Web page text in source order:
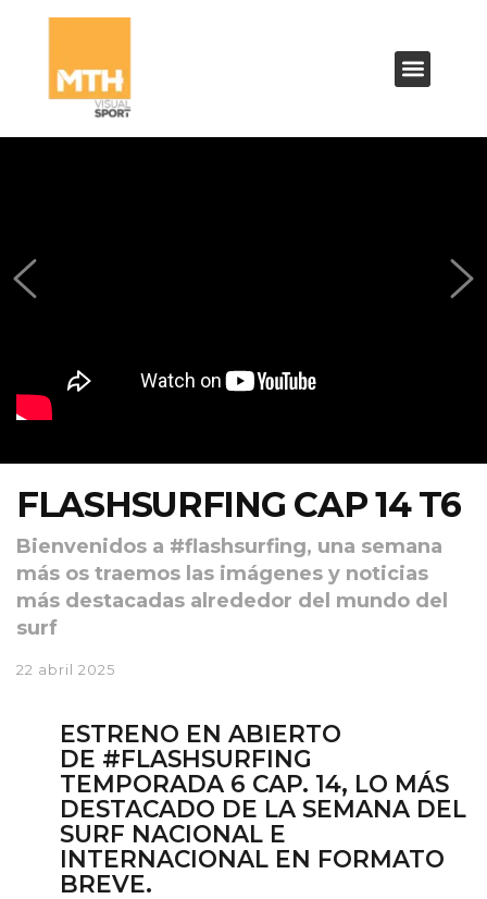
FLASHSURFING CAP 14 T6
Bienvenidos a #flashsurfing, una semana
más os traemos las imágenes y noticias
más destacadas alrededor del mundo del
surf
22 abril 2025
ESTRENO EN ABIERTO
DE #FLASHSURFING
TEMPORADA 6 CAP. 14, LO MÁS
DESTACADO DE LA SEMANA DEL
SURF NACIONAL E
INTERNACIONAL EN FORMATO
BREVE.